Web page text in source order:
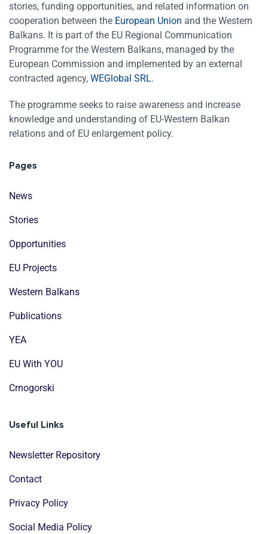
stories, funding opportunities, and related information on
cooperation between the European Union and the Western
Balkans. It is part of the EU Regional Communication
Programme for the Western Balkans, managed by the
European Commission and implemented by an external
contracted agency, WEGlobal SRL.
The programme seeks to raise awareness and increase
knowledge and understanding of EU-Western Balkan
relations and of EU enlargement policy.
Pages
News
Stories
Opportunities
EU Projects
Western Balkans
Publications
YEA
EU With YOU
Crnogorski
Useful Links
Newsletter Repository
Contact
Privacy Policy
Social Media Policy